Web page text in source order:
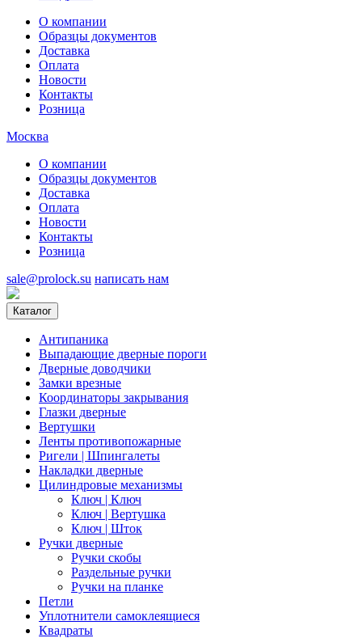
О компании
Образцы документов
Доставка
Оплата
Новости
Контакты
Розница
Москва
О компании
Образцы документов
Доставка
Оплата
Новости
Контакты
Розница
sale@prolock.su написать нам
Каталог
Антипаника
Выпадающие дверные пороги
Дверные доводчики
Замки врезные
Координаторы закрывания
Глазки дверные
Вертушки
Ленты противопожарные
Ригели | Шпингалеты
Накладки дверные
Цилиндровые механизмы
Ключ | Ключ
Ключ | Вертушка
Ключ | Шток
Ручки дверные
Ручки скобы
Раздельные ручки
Ручки на планке
Петли
Уплотнители самоклеящиеся
Квадраты